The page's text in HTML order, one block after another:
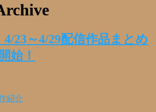
4/23～4/29配信作品まとめ
始！
紹介